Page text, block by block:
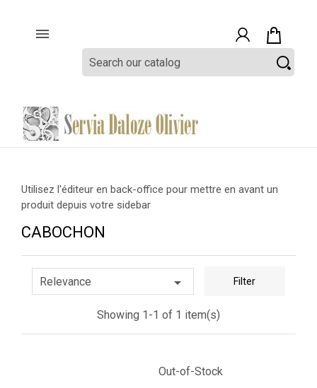

Utilisez l'éditeur en back-office pour mettre en avant un
produit depuis votre sidebar
CABOCHON
Relevance  Filter
Showing 1-1 of 1 item(s)
Out-of-Stock